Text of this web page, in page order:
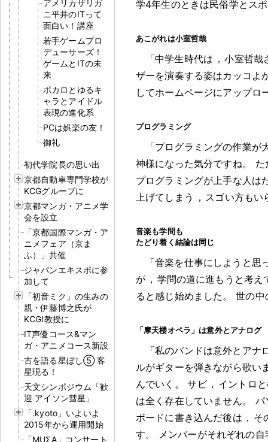
アメリカザリガ
ニ平井のITって
面白い！講座
若手ゲームプロ
デューサーズ！
ゲームとITの未
来
ボカロとゆるキ
ャラとアイドル
表現の進化系
PCは娯楽の友！
御礼
初代学院長の思い出
京都自動車専門学校が
KCGグループに
京都マンガ・アニメ学
会を設立
「京都国際マンガ・ア
ニメフェア（京ま
ふ）」共催
ジャパンエキスポに参
加して
「初音ミク」の生みの
親・伊藤博之氏が
KCGI教授に
IT声優コース&マン
ガ・アニメコース新設
古を語る星ぼし⑤ 客
星現る！
天文シンポジウム「歓
迎 アイソン彗星」
「.kyoto」いよいよ
2015年から運用開始
「MUΣA」コンサート
学4年生のときは民俗学とス
あこがれは小室哲哉
「中学生時代は ， 小室哲哉
ザーを演奏する姿はカッコよ
してホームページにアップロ
プログラミング
「プログラミングの作業が
神様になった気分ですね。
た
プログラミングが上手な人は
上げてしまう
， スゴい方もい
音楽も学問も
たどり着く結論は同じ
「音楽を仕事にしようと思
が ， 学問の道に進もうと考え
ると感じ始めました 。 世の中
「摩天楼オペラ」は意外とアナログ
「私のバンドは意外とアナ
ルがギターを弾きながら歌い
んでいく 。 サビ ， イントロ
は全く存在していません。
パ
ボードに書き込んだ後は ， そ
す。 メンバーがそれぞれの